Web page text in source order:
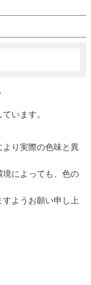
います。
り実際の色味と異
境によっても、色の
ようお願い申し上